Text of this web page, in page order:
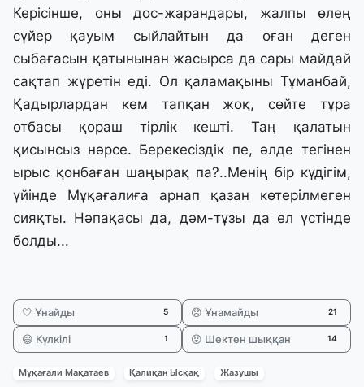
Керісінше, оны дос-жарандары, жалпы өлең
сүйер қауым сыйлайтын да оған деген
сыбағасын қатынынан жасырса да сары майдай
сақтап жүретін еді. Ол қаламақыны Тұманбай,
Қадырлардан кем тапқан жоқ, сөйте тұра
отбасы қораш тірлік кешті. Таң қалатын
қисынсыз нәрсе. Берекесіздік пе, әлде тегінен
ырыс қонбаған шаңырақ па?..Менің бір күдігім,
үйінде Мұқағалиға арнап қазан көтерілмеген
сияқты. Нәпақасы да, дәм-тұзы да ел үстінде
болды...
🤍 Ұнайды 5 😞 Ұнамайды 21
😄 Күлкілі 1 😡 Шектен шыққан 14
Мұқағали Мақатаев Қалиқан Ысқақ Жазушы